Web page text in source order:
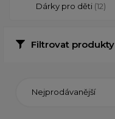
Dárky pro děti (12)
Filtrovat produkty
Nejprodávanější